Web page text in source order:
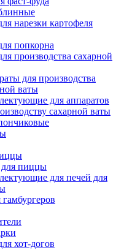
нарезки картофеля
попкорна
производства сахарной
для производства
ваты
для аппаратов
сахарной ваты
пиццы
для печей для
хот-догов